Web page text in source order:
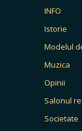
INFO
Istorie
Modelul
Muzica
Opinii
Salonul
Societate